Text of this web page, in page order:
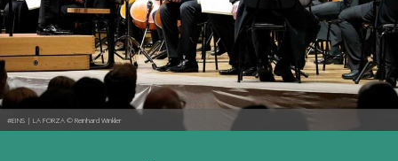
#EINS | LA FORZA © Reinhard Winkler